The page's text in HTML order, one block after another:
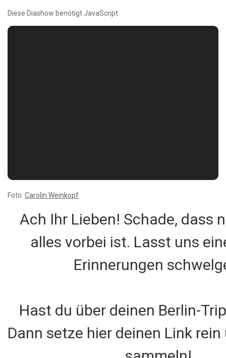
Diese Diashow benötigt JavaScript.
Foto: Carolin Weinkopf
Ach Ihr Lieben! Schade, dass
alles vorbei ist. Lasst uns
Erinnerungen
Hast du über deinen Berlin-
Dann setze hier deinen Link